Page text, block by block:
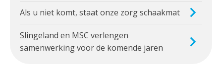
Als u niet komt, staat onze zorg schaakmat
Slingeland en MSC verlengen
samenwerking voor de komende jaren